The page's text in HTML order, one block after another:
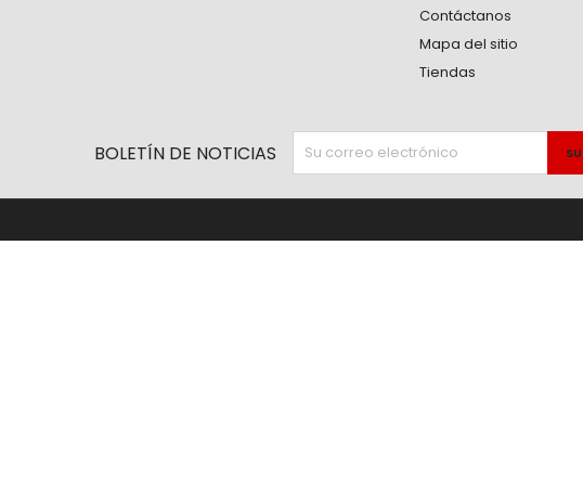
Contáctanos
Mapa del sitio
Tiendas
BOLETÍN DE NOTICIAS